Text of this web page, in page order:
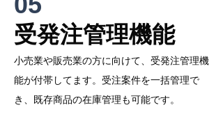
​受発注管理機能
​小売業や販売業の方に向けて、受発注管理機
能が付帯してます。受注案件を一括管理で
き、既存商品の在庫管理も可能です。